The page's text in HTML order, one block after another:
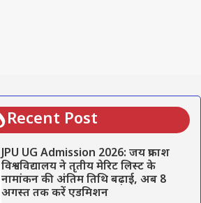
Recent Post
JPU UG Admission 2026: जय प्रकाश
विश्वविद्यालय ने तृतीय मेरिट लिस्ट के
नामांकन की अंतिम तिथि बढ़ाई, अब 8
अगस्त तक करें एडमिशन